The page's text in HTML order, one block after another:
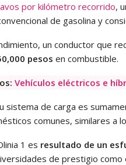
por kilómetro recorrido,
de gasolina y
un conductor que
pesos en combustible.
Vehículos eléctricos e
sistema de carga es
comunes, similares a
1 es resultado de un
de prestigio